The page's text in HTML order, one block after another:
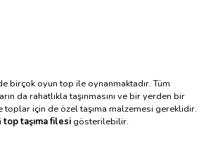
birçok oyun top ile oynanmaktadır. Tüm
da rahatlıkla taşınmasını ve bir yerden bir
için de özel taşıma malzemesi gereklidir.
top taşıma filesi gösterilebilir.